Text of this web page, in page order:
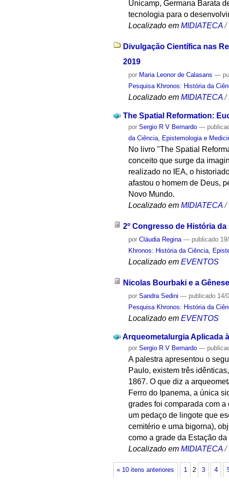
Unicamp, Germana Barata
tecnologia para o
Localizado em MIDIATECA /
Divulgação Científica nas
2019
por Maria Leonor de Calasans —
Pesquisa Khronos: História da
Localizado em MIDIATECA /
The Spatial Reformation:
porSergio R V Bernardo —
da Ciência, Epistemologia e
No livro "The Spatial
conceito que surge da
realizado no IEA, o
afastou o homem de Deus,
Novo Mundo.
Localizado em MIDIATECA /
2º Congresso de História
porCláudia Regina — publicado
Khronos: História da Ciência,
Localizado em EVENTOS
Nicolas Bourbaki e a
porSandra Sedini — publicado 14/
Pesquisa Khronos: História da
Localizado em EVENTOS
Arqueometalurgia Aplicada
porSergio R V Bernardo —
A palestra apresentou o
Paulo, existem três
1867. O que diz a
Ferro do Ipanema, a única
grades foi comparada com
um pedaço de lingote que
cemitério e uma bigorna),
como a grade da Estação da
Localizado em MIDIATECA /
« 10 itens anteriores 1 2 3 4